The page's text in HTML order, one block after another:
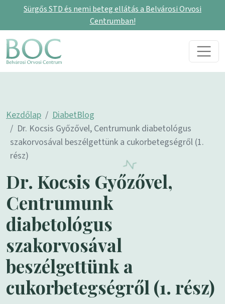
Sürgős STD és nemi beteg ellátás a Belvárosi Orvosi
Centrumban!
Skip to content
Main Navigation
Kezdőlap
DiabetBlog
Dr. Kocsis Győzővel, Centrumunk diabetológus
szakorvosával beszélgettünk a cukorbetegségről (1.
rész)
Dr. Kocsis Győzővel,
Centrumunk
diabetológus
szakorvosával
beszélgettünk a
cukorbetegségről (1. rész)